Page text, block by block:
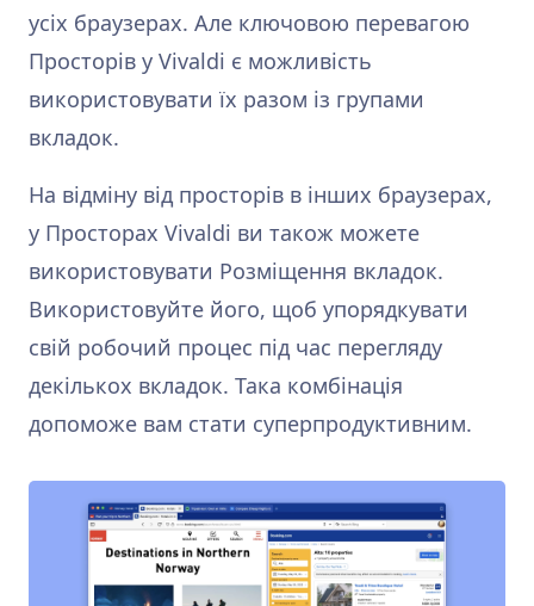
усіх браузерах. Але ключовою перевагою
Просторів у Vivaldi є можливість
використовувати їх разом із групами
вкладок.
На відміну від просторів в інших браузерах,
у Просторах Vivaldi ви також можете
використовувати Розміщення вкладок.
Використовуйте його, щоб упорядкувати
свій робочий процес під час перегляду
декількох вкладок. Така комбінація
допоможе вам стати суперпродуктивним.